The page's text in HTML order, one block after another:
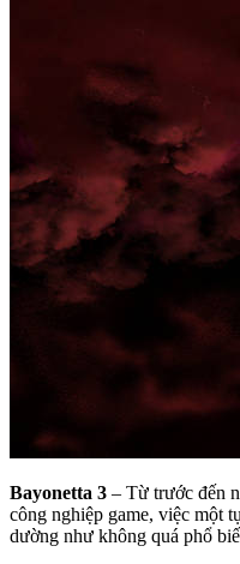
Bayonetta 3 – Từ trước đến
công nghiệp game, việc một
dường như không quá phổ